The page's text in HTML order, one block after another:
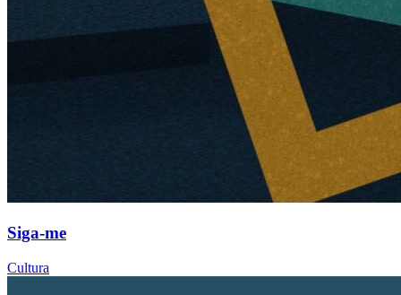
Siga-me
Cultura